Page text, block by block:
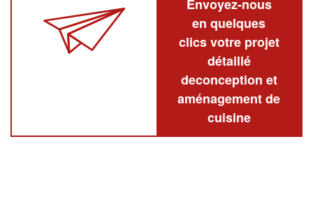
Envoyez-nous
en quelques
clics votre projet
détaillé
deconception et
aménagement de
cuisine